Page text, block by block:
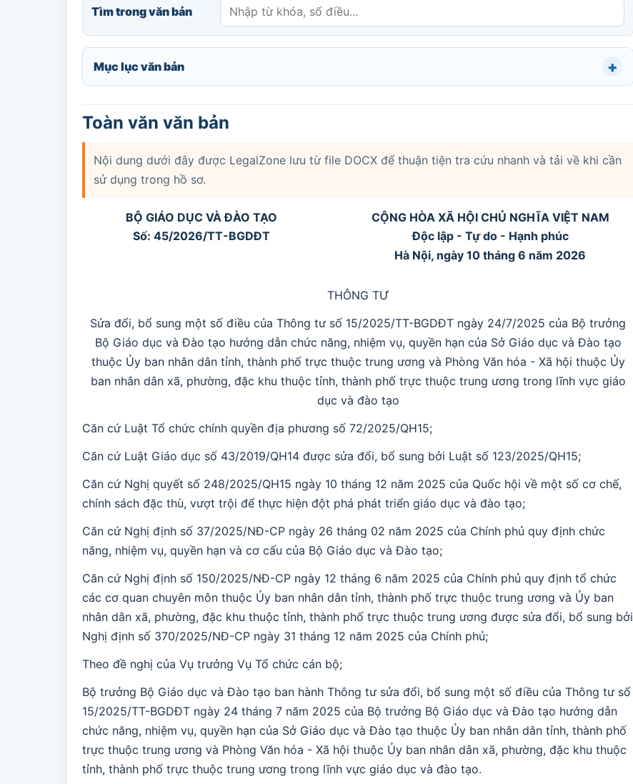
Tìm trong văn bản
Mục lục văn bản
Toàn văn văn bản
Nội dung dưới đây được LegalZone lưu từ file DOCX để thuận tiện tra cứu nhanh và tải về khi cần
sử dụng trong hồ sơ.
BỘ GIÁO DỤC VÀ ĐÀO TẠO
Số: 45/2026/TT-BGDĐT
CỘNG HÒA XÃ HỘI CHỦ NGHĨA VIỆT NAM
Độc lập - Tự do - Hạnh phúc
Hà Nội, ngày 10 tháng 6 năm 2026
THÔNG TƯ
Sửa đổi, bổ sung một số điều của Thông tư số 15/2025/TT-BGDĐT ngày 24/7/2025 của Bộ trưởng
Bộ Giáo dục và Đào tạo hướng dẫn chức năng, nhiệm vụ, quyền hạn của Sở Giáo dục và Đào tạo
thuộc Ủy ban nhân dân tỉnh, thành phố trực thuộc trung ương và Phòng Văn hóa - Xã hội thuộc Ủy
ban nhân dân xã, phường, đặc khu thuộc tỉnh, thành phố trực thuộc trung ương trong lĩnh vực giáo
dục và đào tạo
Căn cứ Luật Tổ chức chính quyền địa phương số 72/2025/QH15;
Căn cứ Luật Giáo dục số 43/2019/QH14 được sửa đổi, bổ sung bởi Luật số 123/2025/QH15;
Căn cứ Nghị quyết số 248/2025/QH15 ngày 10 tháng 12 năm 2025 của Quốc hội về một số cơ chế,
chính sách đặc thù, vượt trội để thực hiện đột phá phát triển giáo dục và đào tạo;
Căn cứ Nghị định số 37/2025/NĐ-CP ngày 26 tháng 02 năm 2025 của Chính phủ quy định chức
năng, nhiệm vụ, quyền hạn và cơ cấu của Bộ Giáo dục và Đào tạo;
Căn cứ Nghị định số 150/2025/NĐ-CP ngày 12 tháng 6 năm 2025 của Chính phủ quy định tổ chức
các cơ quan chuyên môn thuộc Ủy ban nhân dân tỉnh, thành phố trực thuộc trung ương và Ủy ban
nhân dân xã, phường, đặc khu thuộc tỉnh, thành phố trực thuộc trung ương được sửa đổi, bổ sung bởi
Nghị định số 370/2025/NĐ-CP ngày 31 tháng 12 năm 2025 của Chính phủ;
Theo đề nghị của Vụ trưởng Vụ Tổ chức cán bộ;
Bộ trưởng Bộ Giáo dục và Đào tạo ban hành Thông tư sửa đổi, bổ sung một số điều của Thông tư số
15/2025/TT-BGDĐT ngày 24 tháng 7 năm 2025 của Bộ trưởng Bộ Giáo dục và Đào tạo hướng dẫn
chức năng, nhiệm vụ, quyền hạn của Sở Giáo dục và Đào tạo thuộc Ủy ban nhân dân tỉnh, thành phố
trực thuộc trung ương và Phòng Văn hóa - Xã hội thuộc Ủy ban nhân dân xã, phường, đặc khu thuộc
tỉnh, thành phố trực thuộc trung ương trong lĩnh vực giáo dục và đào tạo.